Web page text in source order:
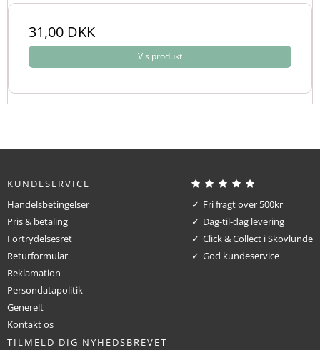
31,00 DKK
Vis produkt
KUNDESERVICE
Handelsbetingelser
Pris & betaling
Fortrydelsesret
Returformular
Reklamation
Persondatapolitik
Generelt
Kontakt os
Fri fragt over 500kr
Dag-til-dag levering
Click & Collect i Skovlunde
God kundeservice
TILMELD DIG NYHEDSBREVET